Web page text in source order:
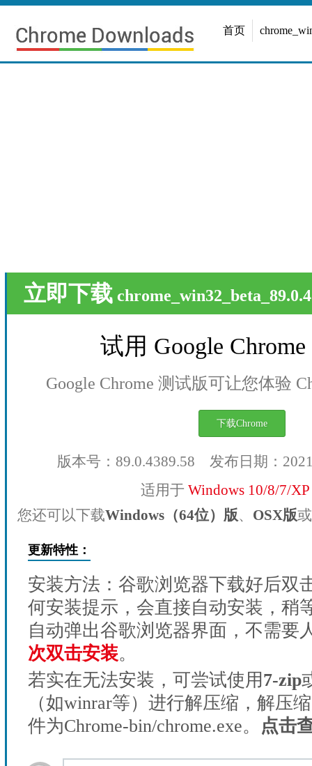
首页
立即下载
试用 Google
Google Chrome 测试版可让您体验
下载Chrome
版本号：89.0.4389.58 发布日期：
适用于 Windows 10/8/7/
您还可以下载Windows（64位）版、 OSX版或
更新特性：
安装方法：谷歌浏览器下载好后双
何安装提示，会直接自动安装，稍
自动弹出谷歌浏览器界面，不需要
次双击安装。
若实在无法安装，可尝试使用7-zip
（如winrar等）进行解压缩，解压
件为Chrome-bin/chrome.exe。
点击